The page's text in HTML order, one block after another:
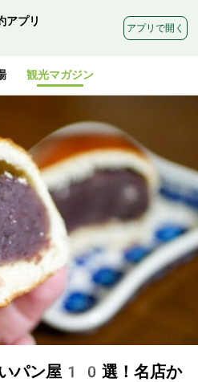
アプリ
アプリで開く
観光マガジン
いパン屋10選！名店か